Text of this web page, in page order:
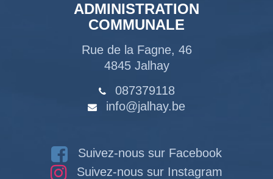
ADMINISTRATION
COMMUNALE
Rue de la Fagne, 46
4845 Jalhay
087379118
info@jalhay.be
Suivez-nous sur Facebook
Suivez-nous sur Instagram